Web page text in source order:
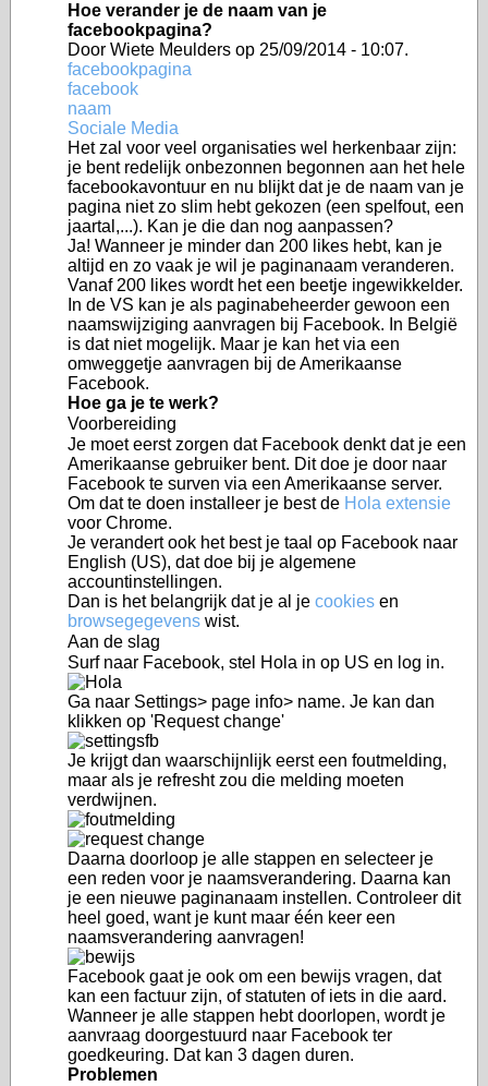
Hoe verander je de naam van je
facebookpagina?
Door Wiete Meulders op 25/09/2014 - 10:07.
facebookpagina
facebook
naam
Sociale Media
Het zal voor veel organisaties wel herkenbaar zijn:
je bent redelijk onbezonnen begonnen aan het hele
facebookavontuur en nu blijkt dat je de naam van je
pagina niet zo slim hebt gekozen (een spelfout, een
jaartal,...). Kan je die dan nog aanpassen?
Ja! Wanneer je minder dan 200 likes hebt, kan je
altijd en zo vaak je wil je paginanaam veranderen.
Vanaf 200 likes wordt het een beetje ingewikkelder.
In de VS kan je als paginabeheerder gewoon een
naamswijziging aanvragen bij Facebook. In België
is dat niet mogelijk. Maar je kan het via een
omweggetje aanvragen bij de Amerikaanse
Facebook.
Hoe ga je te werk?
Voorbereiding
Je moet eerst zorgen dat Facebook denkt dat je een
Amerikaanse gebruiker bent. Dit doe je door naar
Facebook te surven via een Amerikaanse server.
Om dat te doen installeer je best de Hola extensie
voor Chrome.
Je verandert ook het best je taal op Facebook naar
English (US), dat doe bij je algemene
accountinstellingen.
Dan is het belangrijk dat je al je cookies en
browsegegevens wist.
Aan de slag
Surf naar Facebook, stel Hola in op US en log in.
Ga naar Settings> page info> name. Je kan dan
klikken op 'Request change'
Je krijgt dan waarschijnlijk eerst een foutmelding,
maar als je refresht zou die melding moeten
verdwijnen.
Daarna doorloop je alle stappen en selecteer je
een reden voor je naamsverandering. Daarna kan
je een nieuwe paginanaam instellen. Controleer dit
heel goed, want je kunt maar één keer een
naamsverandering aanvragen!
Facebook gaat je ook om een bewijs vragen, dat
kan een factuur zijn, of statuten of iets in die aard.
Wanneer je alle stappen hebt doorlopen, wordt je
aanvraag doorgestuurd naar Facebook ter
goedkeuring. Dat kan 3 dagen duren.
Problemen